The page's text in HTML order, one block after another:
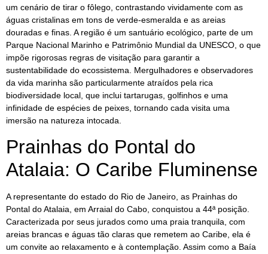
um cenário de tirar o fôlego, contrastando vividamente com as
águas cristalinas em tons de verde-esmeralda e as areias
douradas e finas. A região é um santuário ecológico, parte de um
Parque Nacional Marinho e Patrimônio Mundial da UNESCO, o que
impõe rigorosas regras de visitação para garantir a
sustentabilidade do ecossistema. Mergulhadores e observadores
da vida marinha são particularmente atraídos pela rica
biodiversidade local, que inclui tartarugas, golfinhos e uma
infinidade de espécies de peixes, tornando cada visita uma
imersão na natureza intocada.
Prainhas do Pontal do
Atalaia: O Caribe Fluminense
A representante do estado do Rio de Janeiro, as Prainhas do
Pontal do Atalaia, em Arraial do Cabo, conquistou a 44ª posição.
Caracterizada por seus jurados como uma praia tranquila, com
areias brancas e águas tão claras que remetem ao Caribe, ela é
um convite ao relaxamento e à contemplação. Assim como a Baía